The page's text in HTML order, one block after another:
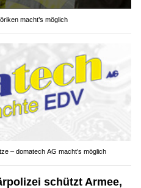
macht’s möglich
– domatech AG macht’s möglich
schützt Armee,